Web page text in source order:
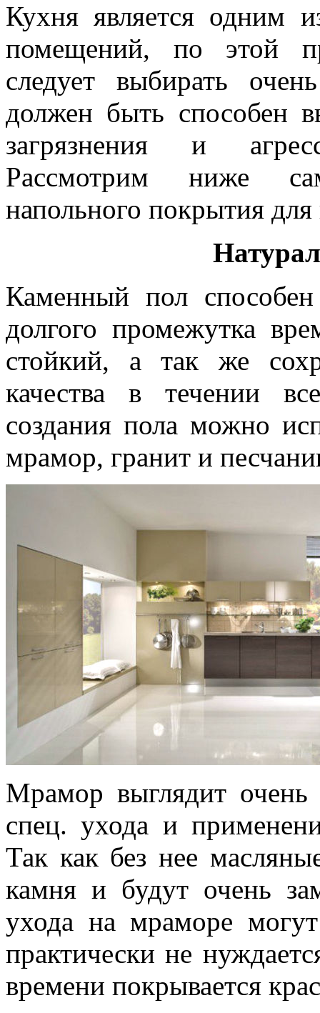
Кухня является одним
помещений, по этой
следует выбирать
должен быть способен
загрязнения и
Рассмотрим ниже
напольного покрытия
Каменный пол
долгого промежутка
стойкий, а так же
качества в течении
создания пола можно
мрамор, гранит и
Мрамор выглядит очень
спец. ухода и
Так как без нее
камня и будут очень
ухода на мраморе
практически не
времени покрывается